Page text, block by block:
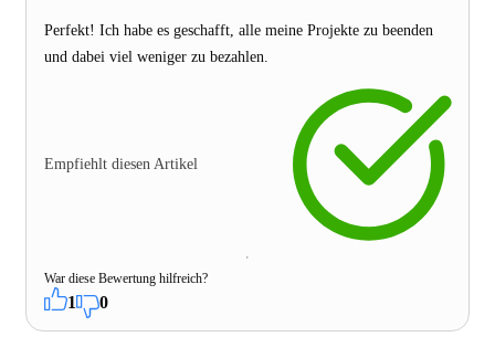
Perfekt! Ich habe es geschafft, alle meine Projekte zu beenden
und dabei viel weniger zu bezahlen.
Empfiehlt diesen Artikel
War diese Bewertung hilfreich?
1 0